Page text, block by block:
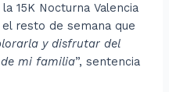
15K Nocturna Valencia
resto de semana que
y disfrutar del
de mi familia”, sentencia